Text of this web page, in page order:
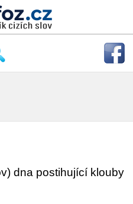
dna postihující klouby